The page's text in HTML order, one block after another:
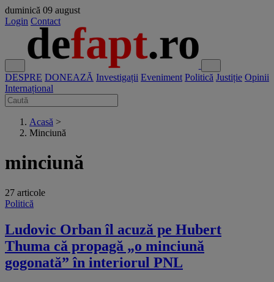
duminică 09 august
Login Contact
DESPRE DONEAZĂ Investigații Eveniment Politică Justiție Opinii
Internațional
Acasă >
Minciună
minciună
27 articole
Politică
Ludovic Orban îl acuză pe Hubert
Thuma că propagă „o minciună
gogonată” în interiorul PNL